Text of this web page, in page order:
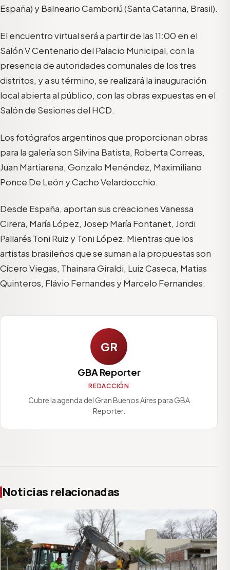
España) y Balneario Camboriú (Santa Catarina, Brasil).
El encuentro virtual será a partir de las 11:00 en el
Salón V Centenario del Palacio Municipal, con la
presencia de autoridades comunales de los tres
distritos, y a su término, se realizará la inauguración
local abierta al público, con las obras expuestas en el
Salón de Sesiones del HCD.
Los fotógrafos argentinos que proporcionan obras
para la galería son Silvina Batista, Roberta Correas,
Juan Martiarena, Gonzalo Menéndez, Maximiliano
Ponce De León y Cacho Velardocchio.
Desde España, aportan sus creaciones Vanessa
Cirera, María López, Josep María Fontanet, Jordi
Pallarés Toni Ruiz y Toni López. Mientras que los
artistas brasileños que se suman a la propuestas son
Cícero Viegas, Thainara Giraldi, Luiz Caseca, Matias
Quinteros, Flávio Fernandes y Marcelo Fernandes.
GR
GBA Reporter
REDACCIÓN
Cubre la agenda del Gran Buenos Aires para GBA
Reporter.
Noticias relacionadas